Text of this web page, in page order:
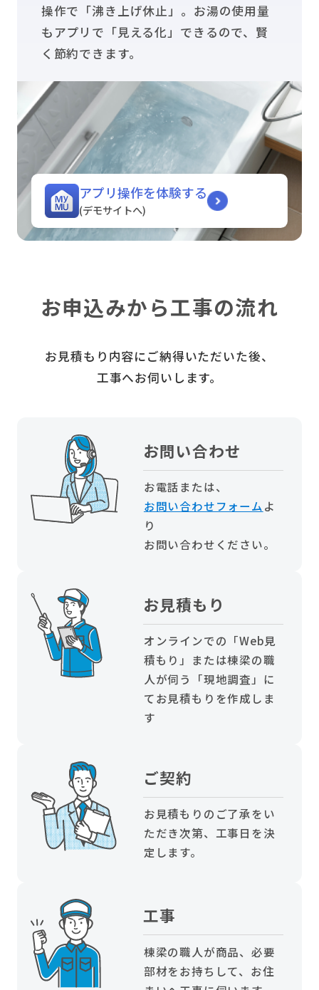
操作で「沸き上げ休止」。お湯の使用量
もアプリで「見える化」できるので、賢
く節約できます。
アプリ操作を体験する
(デモサイトへ)
お申込みから工事の流れ
お見積もり内容にご納得いただいた後、
工事へお伺いします。
お問い合わせ
お電話または、
お問い合わせフォーム よ
り
お問い合わせください。
お見積もり
オンラインでの「Web見
積もり」または棟梁の職
人が伺う「現地調査」に
てお見積もりを作成しま
す
ご契約
お見積もりのご了承をい
ただき次第、工事日を決
定します。
工事
棟梁の職人が商品、必要
部材をお持ちして、お住